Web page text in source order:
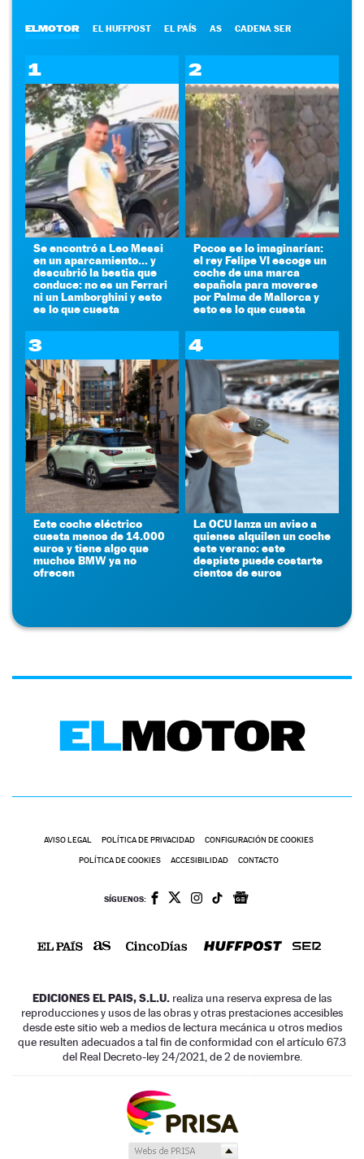
ELMOTOR EL HUFFPOST EL PAÍS AS CADENA SER
1
Se encontró a Leo Messi
en un aparcamiento... y
descubrió la bestia que
conduce: no es un Ferrari
ni un Lamborghini y esto
es lo que cuesta
2
Pocos se lo imaginarían:
el rey Felipe VI escoge un
coche de una marca
española para moverse
por Palma de Mallorca y
esto es lo que cuesta
3
Este coche eléctrico
cuesta menos de 14.000
euros y tiene algo que
muchos BMW ya no
ofrecen
4
La OCU lanza un aviso a
quienes alquilen un coche
este verano: este
despiste puede costarte
cientos de euros
AVISO LEGAL POLÍTICA DE PRIVACIDAD CONFIGURACIÓN DE COOKIES
POLÍTICA DE COOKIES ACCESIBILIDAD CONTACTO
SÍGUENOS:
EDICIONES EL PAIS, S.L.U. realiza una reserva expresa de las
reproducciones y usos de las obras y otras prestaciones accesibles
desde este sitio web a medios de lectura mecánica u otros medios
que resulten adecuados a tal fin de conformidad con el artículo 67.3
del Real Decreto-ley 24/2021, de 2 de noviembre.